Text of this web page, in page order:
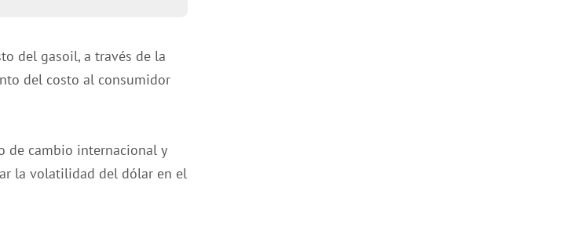
del gasoil, a través de la
del costo al consumidor
de cambio internacional y
la volatilidad del dólar en el